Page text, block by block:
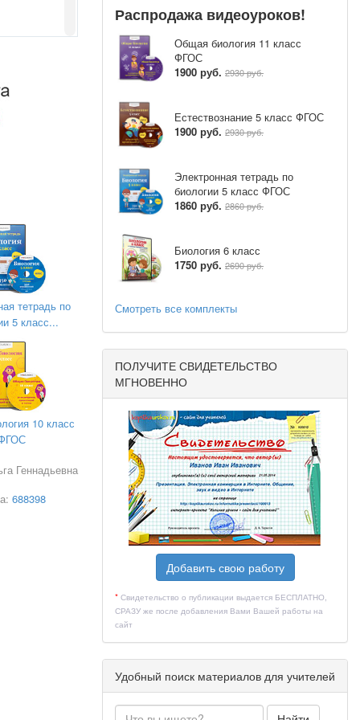
тетрадь по
5 класс...
10 класс
Геннадьевна
688398
Распродажа видеоуроков!
Общая биология 11 класс
ФГОС
1900 руб. 2930 руб.
Естествознание 5 класс ФГОС
1900 руб. 2930 руб.
Электронная тетрадь по
биологии 5 класс ФГОС
1860 руб. 2860 руб.
Биология 6 класс
1750 руб. 2690 руб.
Смотреть все комплекты
ПОЛУЧИТЕ СВИДЕТЕЛЬСТВО
МГНОВЕННО
Добавить свою работу
* Свидетельство о публикации выдается БЕСПЛАТНО,
СРАЗУ же после добавления Вами Вашей работы на
сайт
Удобный поиск материалов для учителей